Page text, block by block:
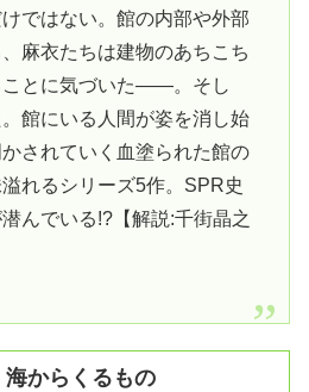
ではない。館の内部や外部
麻衣たちは建物のあちこち
ことに気づいた――。そし
館にいる人間が姿を消し始
されていく血塗られた館の
れるシリーズ5作。SPR史
んでいる!?【解説:千街晶之
からくるもの